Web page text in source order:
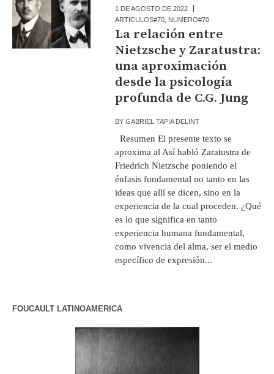
1 DE AGOSTO DE 2022
ARTICULOS#70 NUMERO#70
La relación entre
Nietzsche y Zaratustra:
una aproximación
desde la psicología
profunda de C.G. Jung
BYGABRIEL TAPIA DELINT
Resumen El presente texto se
aproxima al Así habló Zaratustra de
Friedrich Nietzsche poniendo el
énfasis fundamental no tanto en las
ideas que allí se dicen, sino en la
experiencia de la cual proceden. ¿Qué
es lo que significa en tanto
experiencia humana fundamental,
como vivencia del alma, ser el medio
específico de expresión...
FOUCAULT LATINOAMERICA